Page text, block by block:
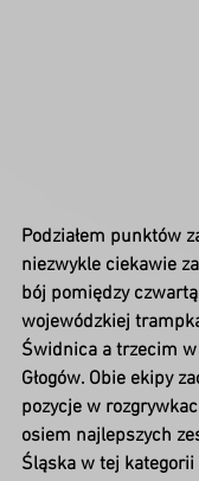
Podziałem punktów
niezwykle ciekawie
bój pomiędzy
wojewódzkiej
Świdnica a trzecim
Głogów. Obie ekipy
pozycje w
osiem najlepszych
Śląska w tej